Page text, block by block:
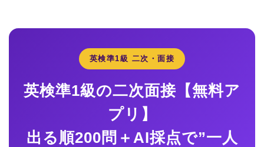
英検準1級 二次・面接
英検準1級の二次面接【無料ア
プリ】
出る順200問＋AI採点で”一人